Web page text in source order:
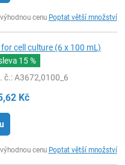
cenu Poptat větší množství
cell culture (6 x 100 mL)
15 %
č.: A3672,0100_6
Kč
cenu Poptat větší množství